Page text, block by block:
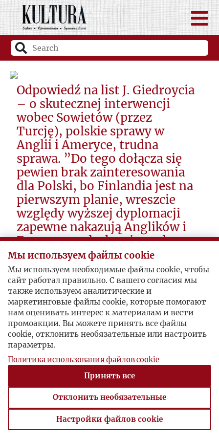
Odpowiedź na list J. Giedroycia
– o skutecznej interwencji
wobec Sowietów (przez
Turcję), polskie sprawy w
Anglii i Ameryce, trudna
sprawa. ”Do tego dołącza się
pewien brak zainteresowania
dla Polski, bo Finlandia jest na
pierwszym planie, wreszcie
względy wyższej dyplomacji
zapewne nakazują Anglików i
Francuzom dyskrecję co do
stosunków w okupacji
sowieckiej." PoJG 08.01
1940-03-12, Adam Ciołkosz - Jerzy Giedroyc
Мы используем файлы cookie
Мы используем необходимые файлы cookie, чтобы
сайт работал правильно. С вашего согласия мы
также используем аналитические и
маркетинговые файлы cookie, которые помогают
нам оценивать интерес к материалам и вести
промоакции. Вы можете принять все файлы
cookie, отклонить необязательные или настроить
параметры.
Политика использования файлов cookie
Принять все
Отклонить необязательные
Настройки файлов cookie
Настройки файлов cookie